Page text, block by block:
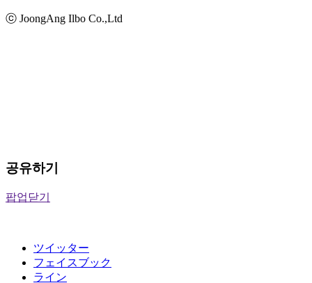
ⓒ JoongAng Ilbo Co.,Ltd
공유하기
팝업닫기
ツイッター
フェイスブック
ライン